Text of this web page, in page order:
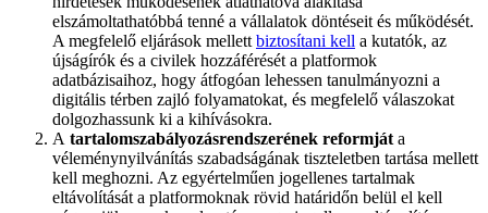
elszámoltathatóbbá tenné a vállalatok döntéseit és működését.
A megfelelő eljárások mellett biztosítani kell a kutatók, az
újságírók és a civilek hozzáférését a platformok
adatbázisaihoz, hogy átfogóan lehessen tanulmányozni a
digitális térben zajló folyamatokat, és megfelelő válaszokat
dolgozhassunk ki a kihívásokra.
A tartalomszabályozásrendszerének reformját a
véleménynyilvánítás szabadságának tiszteletben tartása mellett
kell meghozni. Az egyértelműen jogellenes tartalmak
eltávolítását a platformoknak rövid határidőn belül el kell